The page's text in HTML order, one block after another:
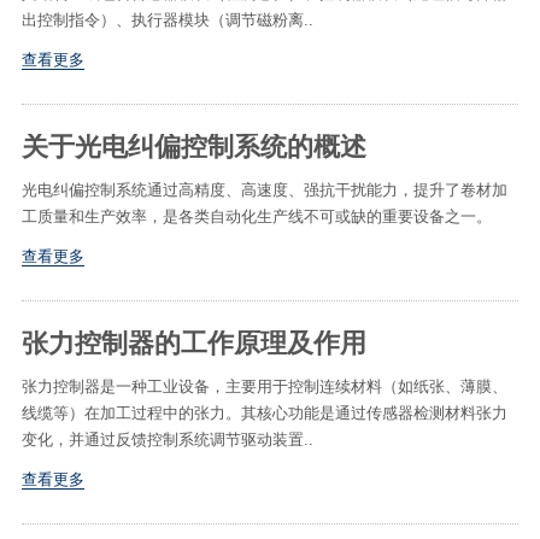
出控制指令）、执行器模块（调节磁粉离..
查看更多
关于光电纠偏控制系统的概述
光电纠偏控制系统通过高精度、高速度、强抗干扰能力，提升了卷材加
工质量和生产效率，是各类自动化生产线不可或缺的重要设备之一。
查看更多
张力控制器的工作原理及作用
张力控制器是一种工业设备，主要用于控制连续材料（如纸张、薄膜、
线缆等）在加工过程中的张力。其核心功能是通过传感器检测材料张力
变化，并通过反馈控制系统调节驱动装置..
查看更多